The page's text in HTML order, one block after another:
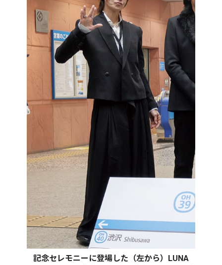
記念セレモニーに登場した（左から）LUNA